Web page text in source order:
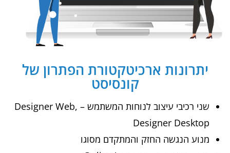
יתרונות ארכיטקטורת הפתרון של
קונסיסט
שני רכיבי עיצוב לנוחות המשתמש – Designer Web,
Designer Desktop
מנוע הנגשה החזק והמתקדם מסוגו